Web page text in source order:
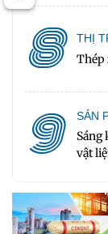
8 THỊ
Thép
9 SẢN
Sáng
vật